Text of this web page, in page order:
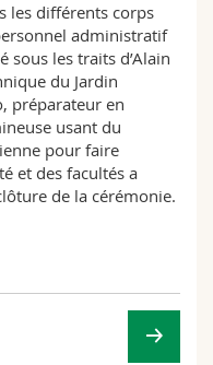
les différents corps
administratif
sous les traits d’Alain
du Jardin
préparateur en
usant du
pour faire
et des facultés a
de la cérémonie.